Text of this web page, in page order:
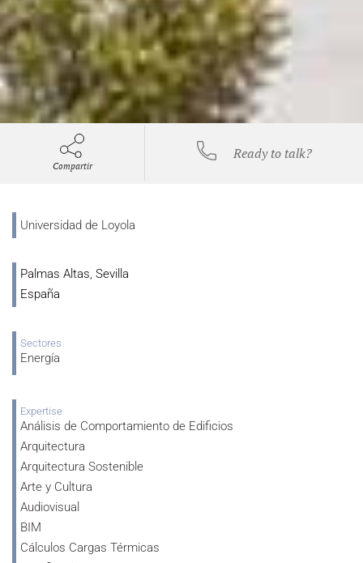
Compartir
Ready to talk?
Universidad de Loyola
Palmas Altas, Sevilla
España
Sectores
Energía
Expertise
Análisis de Comportamiento de Edificios
Arquitectura
Arquitectura Sostenible
Arte y Cultura
Audiovisual
BIM
Cálculos Cargas Térmicas